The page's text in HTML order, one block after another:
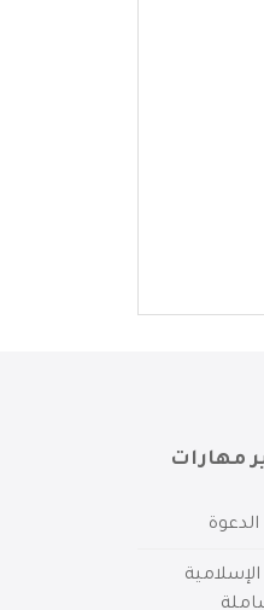
مهارات